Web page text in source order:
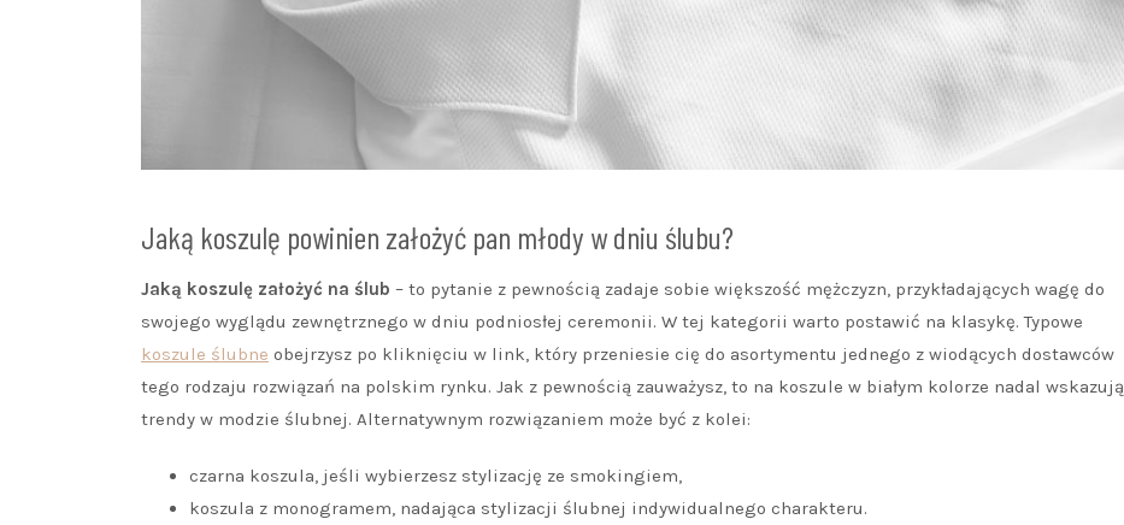
Jaką koszulę powinien założyć pan młody w dniu ślubu?
Jaką koszulę założyć na ślub – to pytanie z pewnością zadaje sobie większość mężczyzn, przykładających wagę do
swojego wyglądu zewnętrznego w dniu podniosłej ceremonii. W tej kategorii warto postawić na klasykę. Typowe
koszule ślubne obejrzysz po kliknięciu w link, który przeniesie cię do asortymentu jednego z wiodących dostawców
tego rodzaju rozwiązań na polskim rynku. Jak z pewnością zauważysz, to na koszule w białym kolorze nadal wskazują
trendy w modzie ślubnej. Alternatywnym rozwiązaniem może być z kolei:
czarna koszula, jeśli wybierzesz stylizację ze smokingiem,
koszula z monogramem, nadająca stylizacji ślubnej indywidualnego charakteru.